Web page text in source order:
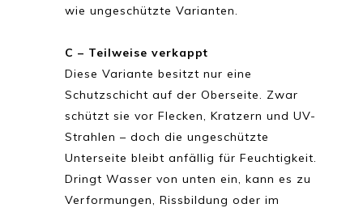
wie ungeschützte Varianten.
C – Teilweise verkappt
Diese Variante besitzt nur eine
Schutzschicht auf der Oberseite. Zwar
schützt sie vor Flecken, Kratzern und UV-
Strahlen – doch die ungeschützte
Unterseite bleibt anfällig für Feuchtigkeit.
Dringt Wasser von unten ein, kann es zu
Verformungen, Rissbildung oder im